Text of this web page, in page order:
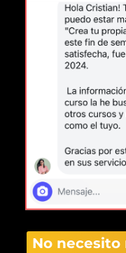
No necesito